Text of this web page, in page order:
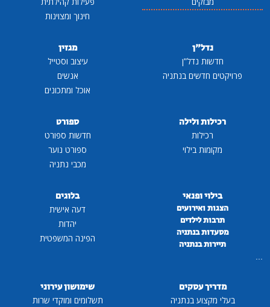
חינוך ומצוינות
נדל"ן
חדשות נדל"ן
פרויקטים חדשים בנתניה
מגזין
עיצוב וסטייל
אנשים
אוכל ומתכונים
רכילות ולילה
רכילות
מקומות בילוי
ספורט
חדשות ספורט
ספורט נוער
מכבי נתניה
בילוי ופנאי
הצגות ואירועים
תרבות לילדים
מסעדות בנתניה
תיירות בנתניה
...
בלוגים
דעה אישית
יהדות
הפינה המשפטית
מדריך עסקים
בעלי מקצוע בנתניה
שימושון עירוני
תשלומים ומוקדי שרות